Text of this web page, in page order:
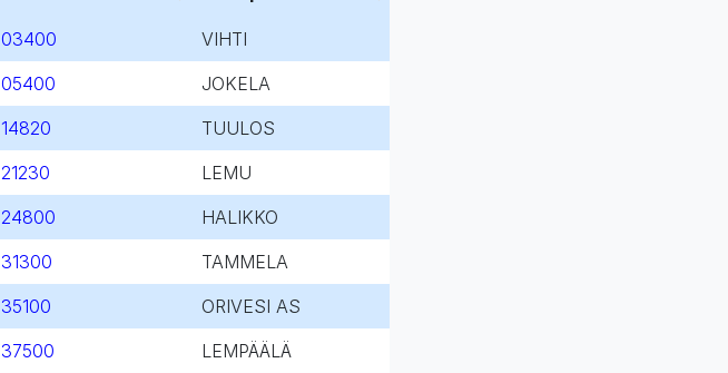
03400
VIHTI
05400
JOKELA
14820
TUULOS
21230
LEMU
24800
HALIKKO
31300
TAMMELA
35100
ORIVESI AS
37500
LEMPÄÄLÄ